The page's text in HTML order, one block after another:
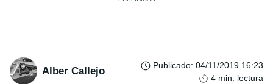
Alber Callejo Publicado: 04/11/2019 16:23
4 min. lectura